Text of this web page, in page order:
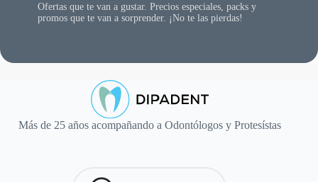
Ofertas que te van a gustar. Precios especiales, packs y
promos que te van a sorprender. ¡No te las pierdas!
Más de 25 años acompañando a Odontólogos y Protesístas